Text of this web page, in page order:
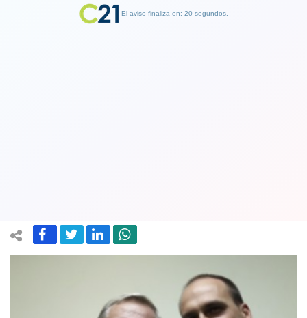
El aviso finaliza en: 19 segundos.